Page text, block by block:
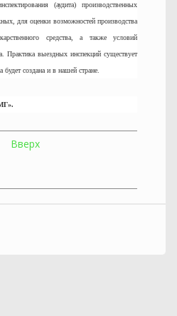
(аудита) производственных
для оценки возможностей производства
средства, а также условий
Практика выездных инспекций существует
будет создана и в нашей стране.
Вверх